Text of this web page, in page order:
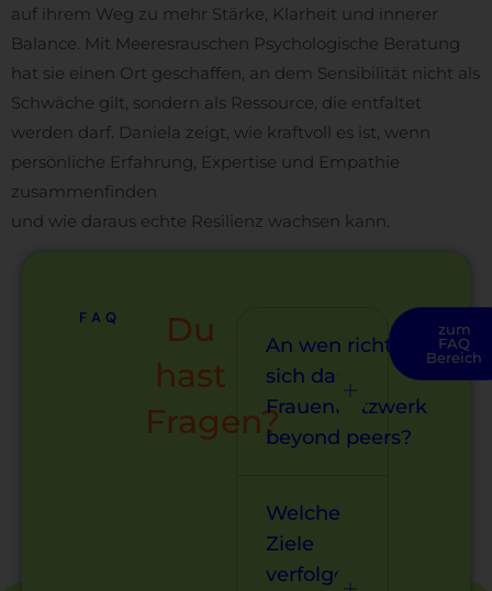
auf ihrem Weg zu mehr Stärke, Klarheit und innerer
Balance. Mit Meeresrauschen Psychologische Beratung
hat sie einen Ort geschaffen, an dem Sensibilität nicht als
Schwäche gilt, sondern als Ressource, die entfaltet
werden darf. Daniela zeigt, wie kraftvoll es ist, wenn
persönliche Erfahrung, Expertise und Empathie
zusammenfinden
und wie daraus echte Resilienz wachsen kann.
FAQ
Du
hast
Fragen?
An wen richtet
sich das
Frauennetzwerk
beyond peers?
Welche
Ziele
verfolgen
zum
FAQ
Bereich